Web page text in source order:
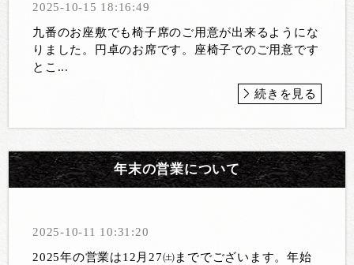
2025-10-15 18:16:49
九番のお座敷でも椅子席のご用意が出来るようにな
りました。円卓のお席です。座椅子でのご用意です
とこ...
続きを見る
年末の営業について
2025-10-11 10:31:20
2025年の営業は12月27㈯まででございます。年始